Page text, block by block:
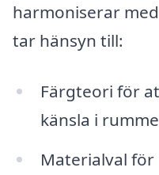
harmoniserar
tar hänsyn till:
Färgteori för
känsla i
Materialval